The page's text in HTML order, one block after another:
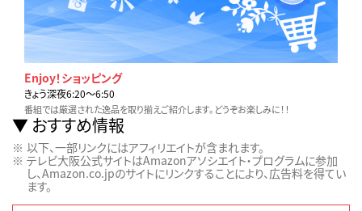
Enjoy！ショッピング
きょう深夜6:20〜6:50
番組では厳選された逸品を取り揃えご紹介します。どうぞお楽しみに！！
おすすめ情報
以下、一部リンクにはアフィリエイトが含まれます。
テレビ大阪公式サイトはAmazonアソシエイト・プログラムに参加
し、Amazon.co.jpのサイトにリンクすることにより、広告料を得てい
ます。